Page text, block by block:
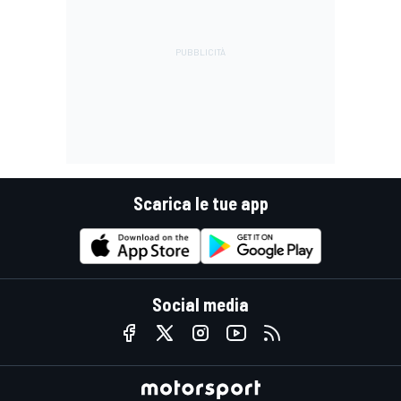
Scarica le tue app
Social media